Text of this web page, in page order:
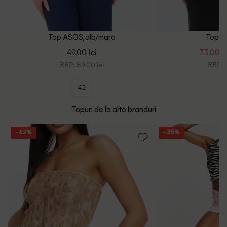
Top ASOS, alb/maro
49.00 lei
RRP: 89.00 lei
42
Top
33.00
RRP:
Topuri de la alte branduri
- 62% - 35%